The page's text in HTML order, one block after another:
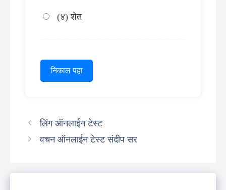
(४) शेत
निकाल पहा
लिंग ऑनलाईन टेस्ट
वचन ऑनलाईन टेस्ट संदीप सर